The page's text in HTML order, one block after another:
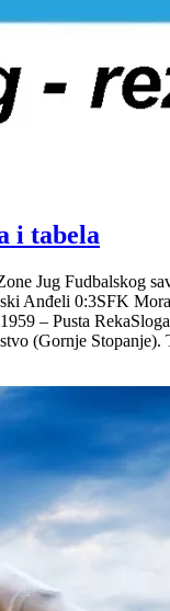
i tabela
Jug Fudbalskog
Anđeli 0:3SFK
– Pusta
(Gornje